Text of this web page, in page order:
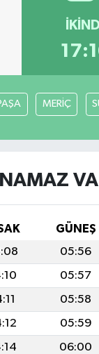
İKINDI
MERİÇ
GÜNEŞ
05:56
05:57
05:58
05:59
06:00